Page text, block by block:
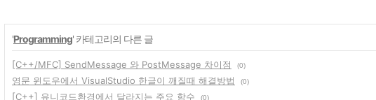
'Programming' 카테고리의 다른 글
[C++/MFC] SendMessage 와 PostMessage 차이점 (0)
영문 윈도우에서 VisualStudio 한글이 깨질때 해결방법 (0)
[C++] 유니코드환경에서 달라지는 주요 함수 (0)